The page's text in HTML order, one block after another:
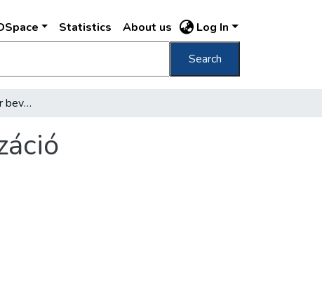
Statistics About us Log In
Search
A mintakerületben már bevált a decentralizáció